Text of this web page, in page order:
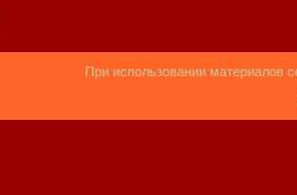
При использовании материалов